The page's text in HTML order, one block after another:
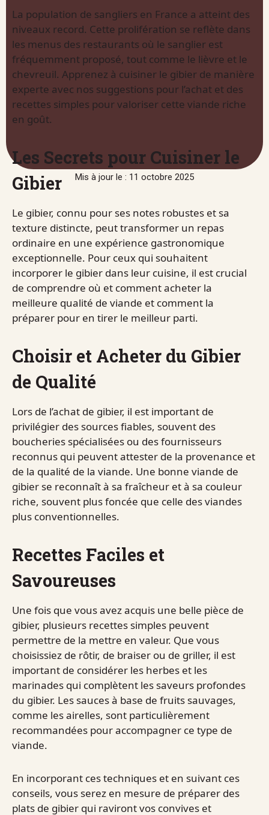
Mis à jour le : 11 octobre 2025
La population de sangliers en France a atteint des
niveaux record. Cette prolifération se reflète dans
les menus des restaurants où le sanglier est
fréquemment proposé, tout comme le lièvre et le
chevreuil. Apprenez à cuisiner le gibier de manière
experte avec nos suggestions pour l’achat et des
recettes simples pour valoriser cette viande riche
en goût.
Les Secrets pour Cuisiner le
Gibier
Le gibier, connu pour ses notes robustes et sa
texture distincte, peut transformer un repas
ordinaire en une expérience gastronomique
exceptionnelle. Pour ceux qui souhaitent
incorporer le gibier dans leur cuisine, il est crucial
de comprendre où et comment acheter la
meilleure qualité de viande et comment la
préparer pour en tirer le meilleur parti.
Choisir et Acheter du Gibier
de Qualité
Lors de l’achat de gibier, il est important de
privilégier des sources fiables, souvent des
boucheries spécialisées ou des fournisseurs
reconnus qui peuvent attester de la provenance et
de la qualité de la viande. Une bonne viande de
gibier se reconnaît à sa fraîcheur et à sa couleur
riche, souvent plus foncée que celle des viandes
plus conventionnelles.
Recettes Faciles et
Savoureuses
Une fois que vous avez acquis une belle pièce de
gibier, plusieurs recettes simples peuvent
permettre de la mettre en valeur. Que vous
choisissiez de rôtir, de braiser ou de griller, il est
important de considérer les herbes et les
marinades qui complètent les saveurs profondes
du gibier. Les sauces à base de fruits sauvages,
comme les airelles, sont particulièrement
recommandées pour accompagner ce type de
viande.
En incorporant ces techniques et en suivant ces
conseils, vous serez en mesure de préparer des
plats de gibier qui raviront vos convives et